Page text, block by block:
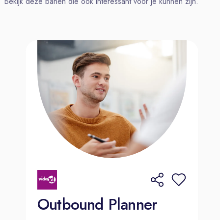
Solliciteer direct! Heb je nog vragen?
Outbound Planner